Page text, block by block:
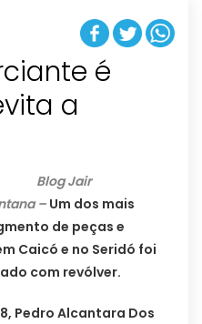
é
a
Blog Jair
–Um dos mais
de peças e
Caicó e no Seridó foi
com revólver.
Pedro Alcantara Dos